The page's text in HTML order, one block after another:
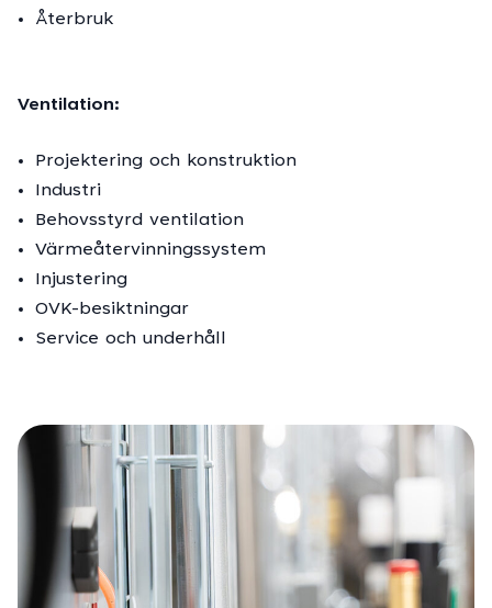
Återbruk
Ventilation:
Projektering och konstruktion
Industri
Behovsstyrd ventilation
Värmeåtervinningssystem
Injustering
OVK-besiktningar
Service och underhåll